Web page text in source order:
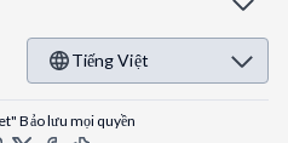
Tiếng Việt
Bảo lưu mọi quyền